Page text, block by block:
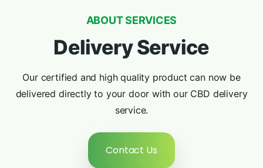
ABOUT SERVICES
Delivery Service
Our certified and high quality product can now be
delivered directly to your door with our CBD delivery
service.
Contact Us